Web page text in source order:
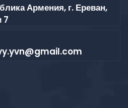
Армения, г. Ереван,
7